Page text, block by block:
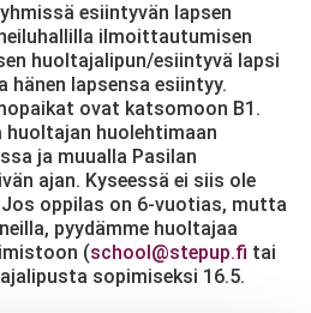
esiintyvän lapsen
ilmoittautumisen
huoltajalipun/esiintyvä lapsi
hänen lapsensa esiintyy.
ovat katsomoon B1.
huolehtimaan
ja muualla Pasilan
ajan. Kyseessä ei siis ole
oppilas on 6-vuotias, mutta
pyydämme huoltajaa
(school@stepup.fi tai
sopimiseksi 16.5.